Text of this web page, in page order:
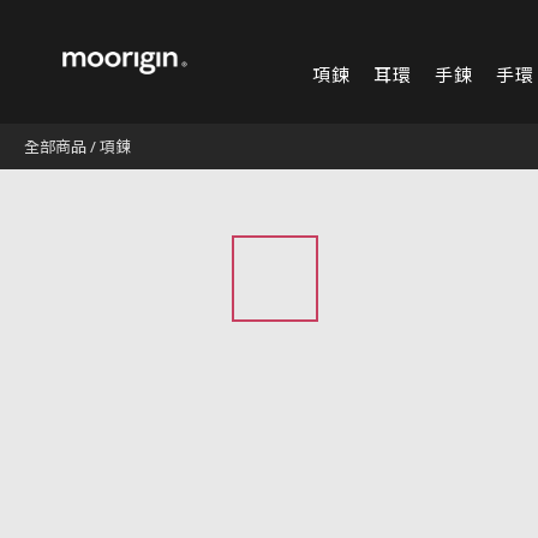
項鍊 耳環 手鍊 手環
全部商品/項鍊